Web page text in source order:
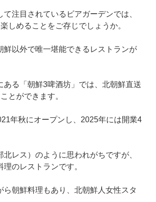
注目されているビアガーデンでは、
しめることをご存じでしょうか。
以外で唯一堪能できるレストランが
る「朝鮮3啤酒坊」では、北朝鮮直送
とができます。
年秋にオープンし、2025年には開業4
レス）のように思われがちですが、
のレストランです。
朝鮮料理もあり、北朝鮮人女性スタ